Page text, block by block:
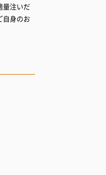
量注いだ
自身のお